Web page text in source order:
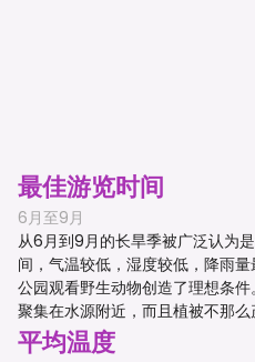
最佳游览时间
6月至9月
从6月到9月的长旱季被广泛认为
间，气温较低，湿度较低，降雨
公园观看野生动物创造了理想条
聚集在水源附近，而且植被不那么
平均温度